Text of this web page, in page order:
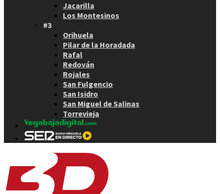
Jacarilla
Los Montesinos
#3
Orihuela
Pilar de la Horadada
Rafal
Redován
Rojales
San Fulgencio
San Isidro
San Miguel de Salinas
Torrevieja